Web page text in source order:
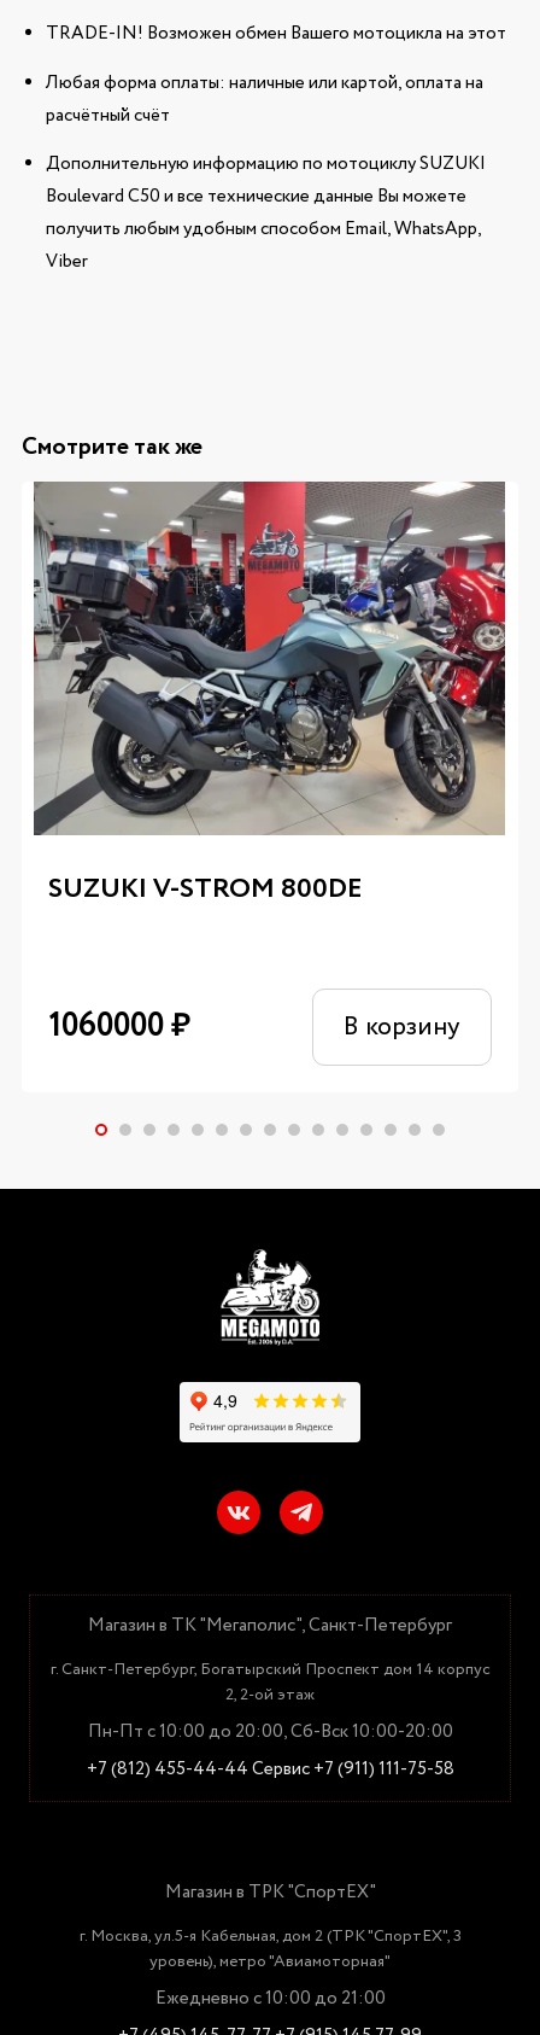
TRADE-IN! Возможен обмен Вашего мотоцикла на этот
Любая форма оплаты: наличные или картой, оплата на
расчётный счёт
Дополнительную информацию по мотоциклу SUZUKI
Boulevard C50 и все технические данные Вы можете
получить любым удобным способом Email, WhatsApp,
Viber
Смотрите так же
SUZUKI V-STROM 800DE
1060000₽ В корзину
Магазин в ТК "Мегаполис", Санкт-Петербург
г. Санкт-Петербург, Богатырский Проспект дом 14 корпус
2, 2-ой этаж
Пн-Пт с 10:00 до 20:00, Сб-Вск 10:00-20:00
+7 (812) 455-44-44Сервис +7 (911) 111-75-58
Магазин в ТРК "СпортЕХ"
г. Москва, ул.5-я Кабельная, дом 2 (ТРК "СпортЕХ", 3
уровень), метро "Авиамоторная"
Ежедневно с 10:00 до 21:00